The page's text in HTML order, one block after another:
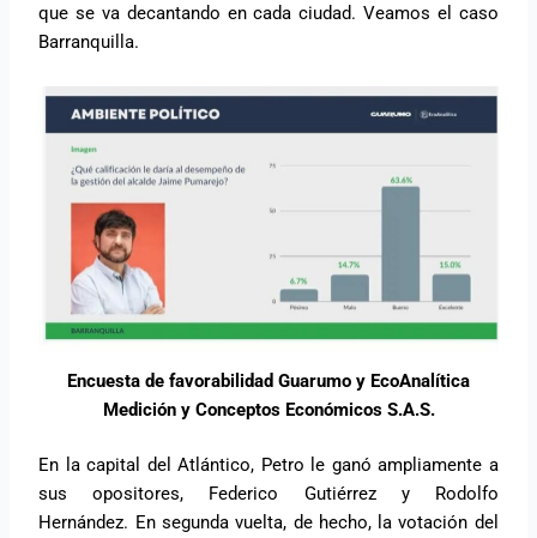
que se va decantando en cada ciudad. Veamos el caso
Barranquilla.
Encuesta de favorabilidad Guarumo y EcoAnalítica
Medición y Conceptos Económicos S.A.S.
En la capital del Atlántico, Petro le ganó ampliamente a
sus opositores, Federico Gutiérrez y Rodolfo
Hernández. En segunda vuelta, de hecho, la votación del